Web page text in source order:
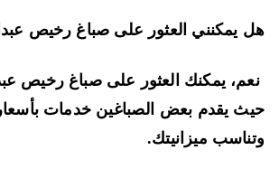
يمكنني العثور على صباغ رخيص
يمكنك العثور على صباغ رخيص
يقدم بعض الصباغين خدمات بأسعار
ميزانيتك.